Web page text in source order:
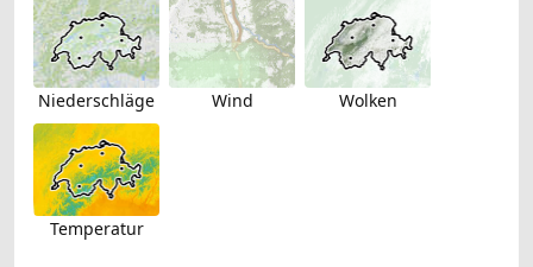
Niederschläge Wind Wolken
Temperatur